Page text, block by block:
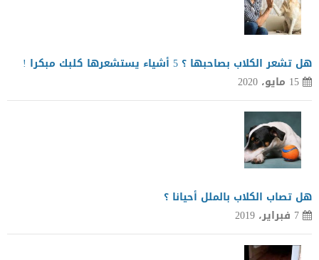
هل تشعر الكلاب بصاحبها ؟ 5 أشياء يستشعرها كلبك مبكرا !
15 مايو، 2020
هل تصاب الكلاب بالملل أحيانا ؟
7 فبراير، 2019